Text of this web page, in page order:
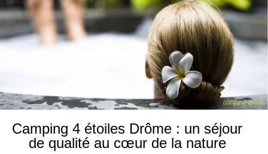
Camping 4 étoiles Drôme : un séjour
de qualité au cœur de la nature